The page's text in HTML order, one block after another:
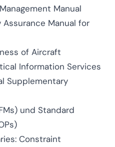
Manual
Manual for
of Aircraft
Information Services
Supplementary
und Standard
Constraint